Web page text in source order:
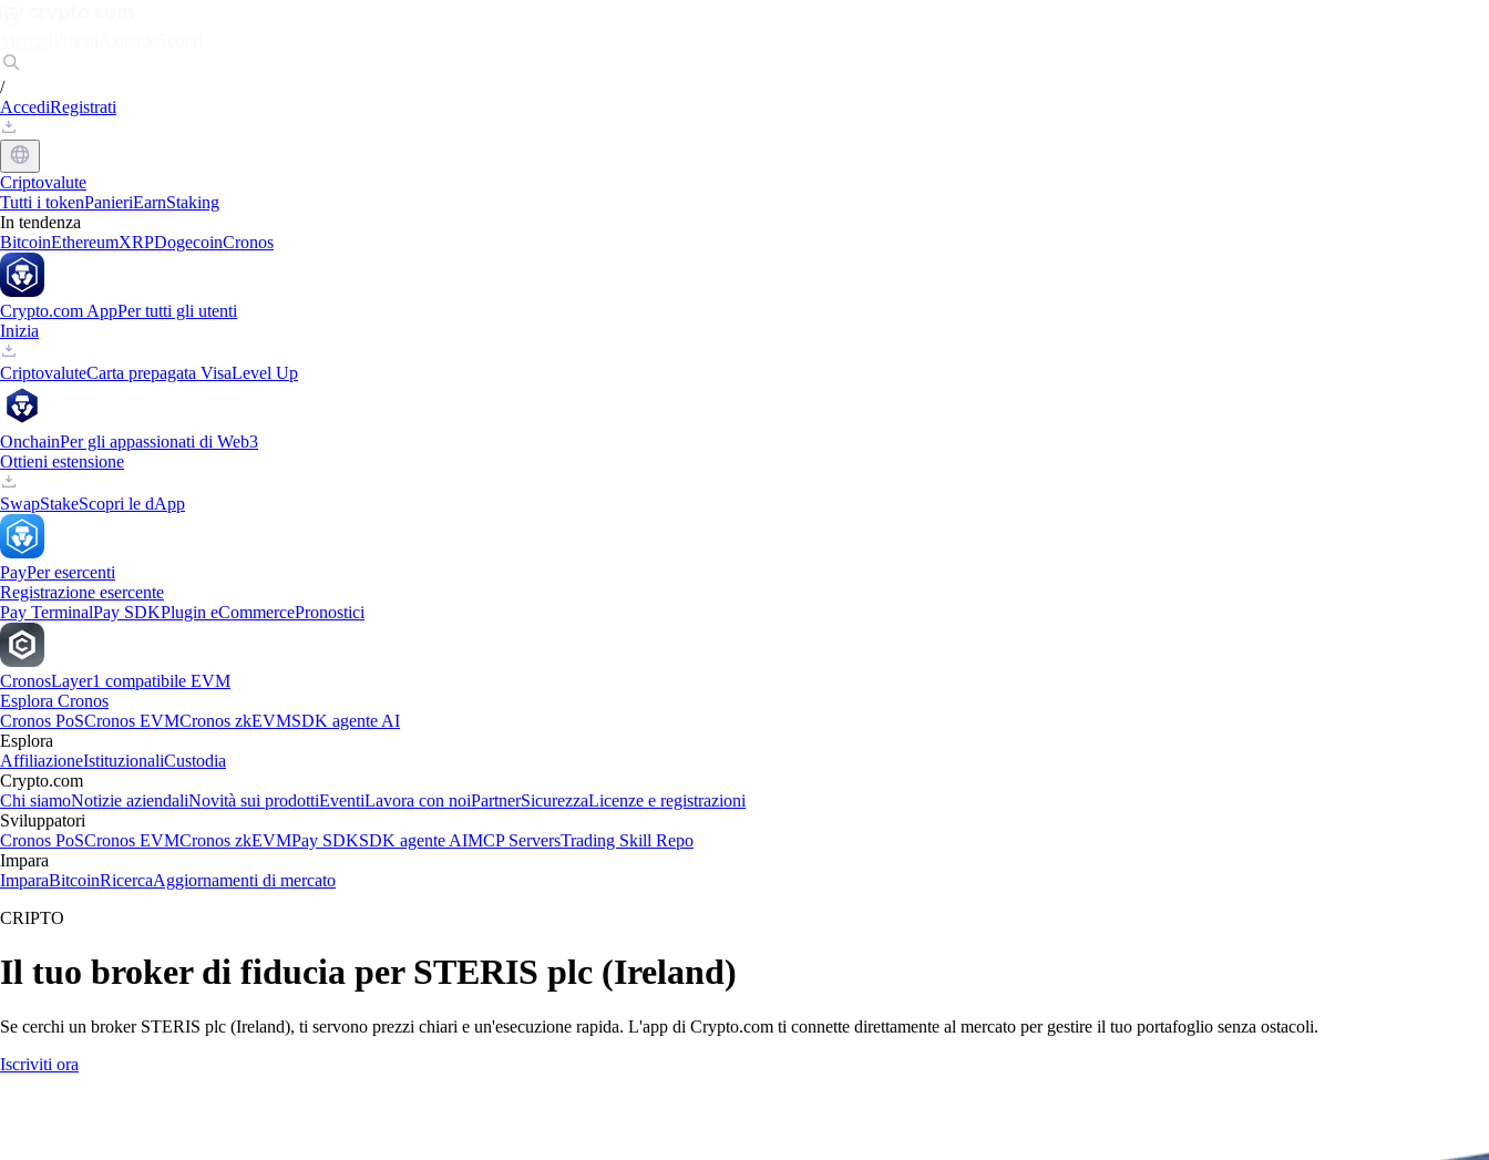
/
AccediRegistrati
Criptovalute
Tutti i tokenPanieriEarnStaking
In tendenza
BitcoinEthereumXRPDogecoinCronos
Crypto.com AppPer tutti gli utenti
Inizia
CriptovaluteCarta prepagata VisaLevel Up
OnchainPer gli appassionati di Web3
Ottieni estensione
SwapStakeScopri le dApp
PayPer esercenti
Registrazione esercente
Pay TerminalPay SDKPlugin eCommercePronostici
CronosLayer1 compatibile EVM
Esplora Cronos
Cronos PoSCronos EVMCronos zkEVMSDK agente AI
Esplora
AffiliazioneIstituzionaliCustodia
Crypto.com
Chi siamoNotizie aziendaliNovità sui prodottiEventiLavora con noiPartnerSicurezzaLicenze e registrazioni
Sviluppatori
Cronos PoSCronos EVMCronos zkEVMPay SDKSDK agente AIMCP ServersTrading Skill Repo
Impara
ImparaBitcoinRicercaAggiornamenti di mercato
CRIPTO
Il tuo broker di fiducia per STERIS plc (Ireland)
Se cerchi un broker STERIS plc (Ireland), ti servono prezzi chiari e un'esecuzione rapida. L'app di Crypto.com ti connette direttamente al mercato per gestire il tuo portafoglio senza ostacoli.
Iscriviti ora